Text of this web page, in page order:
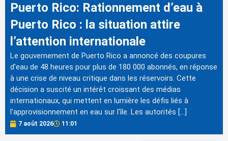
Puerto Rico: Rationnement d’eau à
Puerto Rico : la situation attire
l’attention internationale
Le gouvernement de Puerto Rico a annoncé des coupures
d'eau de 48 heures pour plus de 180 000 abonnés, en réponse
à une crise de niveau critique dans les réservoirs. Cette
décision a suscité un intérêt croissant des médias
internationaux, qui mettent en lumière les défis liés à
l'approvisionnement en eau sur l'île. Les autorités […]
7 août 2026 11:01